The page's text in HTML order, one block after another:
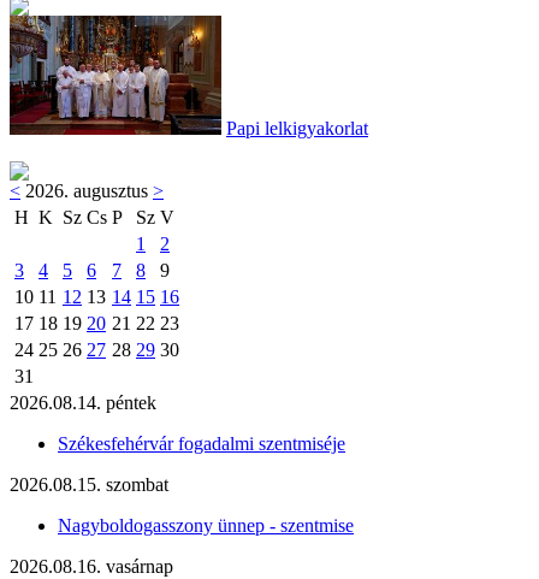
Papi lelkigyakorlat
< 2026. augusztus >
H K Sz Cs P Sz V
1
2
3
4 5 6 7 8
9
10 11 12 13 14 15 16
17 18 19 20 21 22 23
24 25 26 27 28 29 30
31
2026.08.14. péntek
Székesfehérvár fogadalmi szentmiséje
2026.08.15. szombat
Nagyboldogasszony ünnep - szentmise
2026.08.16. vasárnap